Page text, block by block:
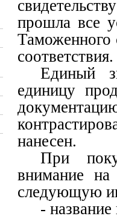
прошла все
Таможенного
соответствия.
Единый
единицу
нанесен.
При
внимание на
следующую
-